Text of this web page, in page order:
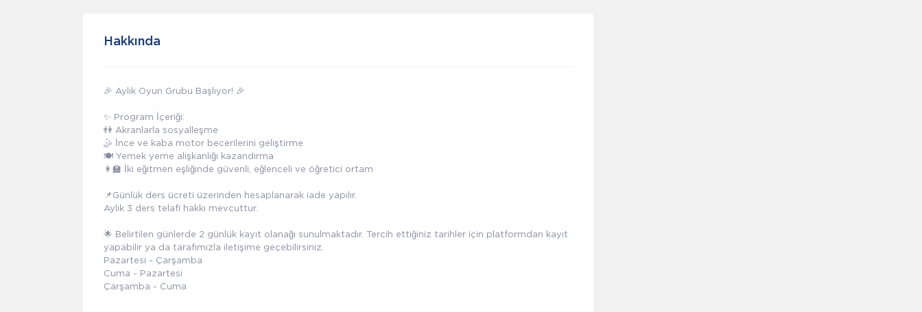
Hakkında
🎉 Aylık Oyun Grubu Başlıyor! 🎉
✨ Program İçeriği:
👫 Akranlarla sosyalleşme
🤹 İnce ve kaba motor becerilerini geliştirme
🍽️ Yemek yeme alışkanlığı kazandırma
👩‍🏫 İki eğitmen eşliğinde güvenli, eğlenceli ve öğretici ortam
📌Günlük ders ücreti üzerinden hesaplanarak iade yapılır.
Aylık 3 ders telafi hakkı mevcuttur.
🌟 Belirtilen günlerde 2 günlük kayıt olanağı sunulmaktadır. Tercih ettiğiniz tarihler için platformdan kayıt
yapabilir ya da tarafımızla iletişime geçebilirsiniz.
Pazartesi - Çarşamba
Cuma - Pazartesi
Çarşamba - Cuma